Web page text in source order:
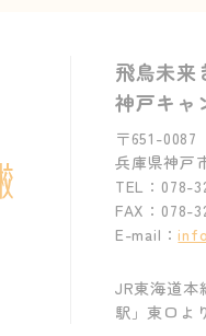
飛鳥未来
神戸キャ
〒651-0087
兵庫県神戸
TEL：078-
FAX：078-
E-mail：
JR東海道本
駅」東口よ